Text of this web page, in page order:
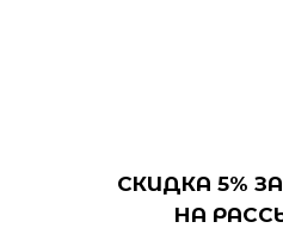
СКИДКА 5%
НА